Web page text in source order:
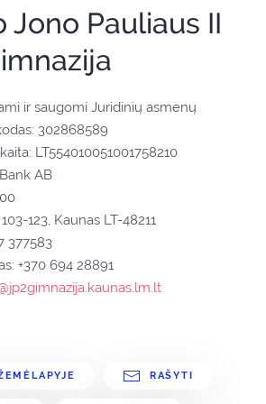
Jono Pauliaus II
ir saugomi Juridinių asmenų
302868589
LT554010051001758210
AB
123, Kaunas LT-48211
377583
+370 694 28891
RAŠYTI